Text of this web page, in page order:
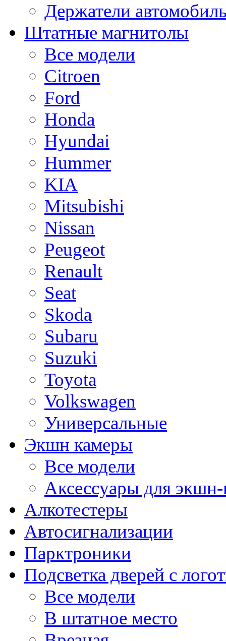
Держатели
Штатные магнитолы
Все модели
Citroen
Ford
Honda
Hyundai
Hummer
KIA
Mitsubishi
Nissan
Peugeot
Renault
Seat
Skoda
Subaru
Suzuki
Toyota
Volkswagen
Универсальные
Экшн камеры
Все модели
Аксессуары для
Алкотестеры
Автосигнализации
Парктроники
Подсветка дверей с
Все модели
В штатное место